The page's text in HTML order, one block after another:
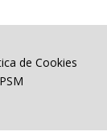
de Cookies